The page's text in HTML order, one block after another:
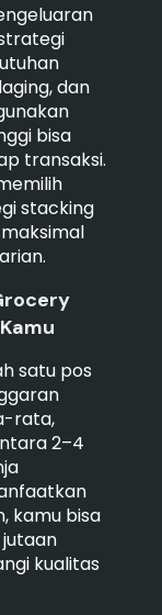
dan
bisa
transaksi.
stacking
satu pos
rata,
2–4
kamu bisa
kualitas